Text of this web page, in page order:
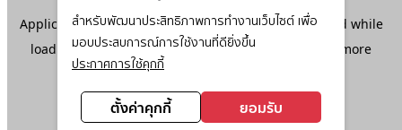
สำหรับพัฒนาประสิทธิภาพการทำงานเว็บไซต์ เพื่อ
มอบประสบการณ์การใช้งานที่ดียิ่งขึ้น
ประกาศการใช้คุกกี้
ตั้งค่าคุกกี้ ยอมรับ
Application error: aclient-side exception has occurred while
loadingwww.ktc.co.th(see the browser console
for more
information).